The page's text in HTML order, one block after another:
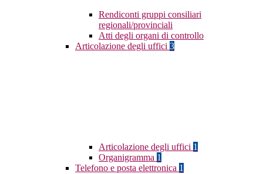
Rendiconti gruppi consiliari
regionali/provinciali
Atti degli organi di controllo
Articolazione degli uffici 3
Articolazione degli uffici 1
Organigramma 1
Telefono e posta elettronica 1